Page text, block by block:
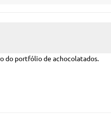
do portfólio de achocolatados.